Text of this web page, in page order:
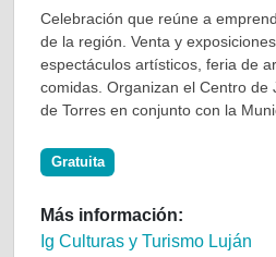
Celebración que reúne a
de la región. Venta y
espectáculos artísticos, feria de
comidas. Organizan el Centro de
de Torres en conjunto con la
Gratuita
Más información:
Ig Culturas y Turismo Luján